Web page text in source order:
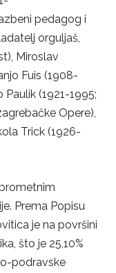
pedagog i
orguljaš,
Miroslav
Fuis (1908-
Paulik (1921-1995;
Opere),
Trick (1926-
Prema Popisu
je na površini
što je 25,10%
podravske